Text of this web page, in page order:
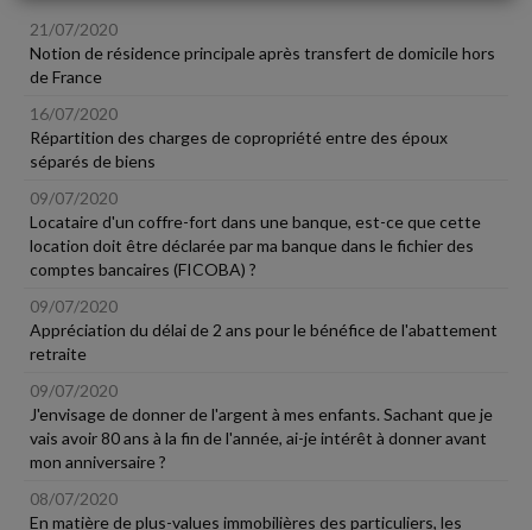
21/07/2020
Notion de résidence principale après transfert de domicile hors
de France
16/07/2020
Répartition des charges de copropriété entre des époux
séparés de biens
09/07/2020
Locataire d'un coffre-fort dans une banque, est-ce que cette
location doit être déclarée par ma banque dans le fichier des
comptes bancaires (FICOBA) ?
09/07/2020
Appréciation du délai de 2 ans pour le bénéfice de l'abattement
retraite
09/07/2020
J'envisage de donner de l'argent à mes enfants. Sachant que je
vais avoir 80 ans à la fin de l'année, ai-je intérêt à donner avant
mon anniversaire ?
08/07/2020
En matière de plus-values immobilières des particuliers, les